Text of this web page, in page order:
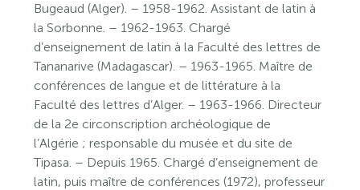
Bugeaud (Alger). – 1958-1962. Assistant de latin à
la Sorbonne. – 1962-1963. Chargé
d’enseignement de latin à la Faculté des lettres de
Tananarive (Madagascar). – 1963-1965. Maître de
conférences de langue et de littérature à la
Faculté des lettres d’Alger. – 1963-1966. Directeur
de la 2e circonscription archéologique de
l’Algérie ; responsable du musée et du site de
Tipasa. – Depuis 1965. Chargé d’enseignement de
latin, puis maître de conférences (1972), professeur